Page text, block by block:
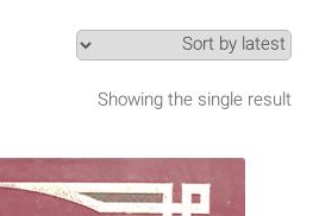
Search Results
Shop
Showing the single result